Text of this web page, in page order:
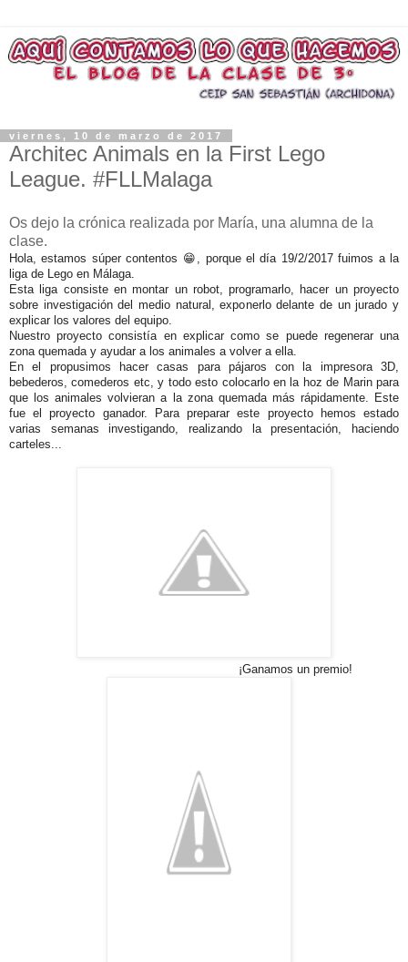
viernes, 10 de marzo de 2017
Architec Animals en la First Lego
League. #FLLMalaga
Os dejo la crónica realizada por María, una alumna de la
clase.
Hola, estamos súper contentos 😁, porque el día 19/2/2017 fuimos a la
liga de Lego en Málaga.
Esta liga consiste en montar un robot, programarlo, hacer un proyecto
sobre investigación del medio natural, exponerlo delante de un jurado y
explicar los valores del equipo.
Nuestro proyecto consistía en explicar como se puede regenerar una
zona quemada y ayudar a los animales a volver a ella.
En el propusimos hacer casas para pájaros con la impresora 3D,
bebederos, comederos etc, y todo esto colocarlo en la hoz de Marin para
que los animales volvieran a la zona quemada más rápidamente. Este
fue el proyecto ganador. Para preparar este proyecto hemos estado
varias semanas investigando, realizando la presentación, haciendo
carteles...
¡Ganamos un premio!